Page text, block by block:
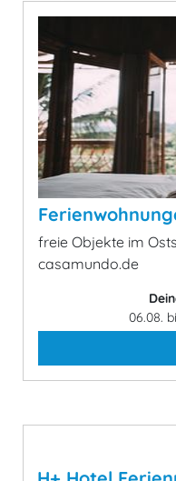
freie Objekte im
casamundo.de
06.08.